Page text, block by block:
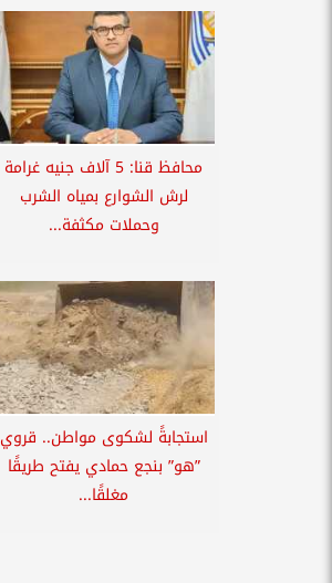
محافظ قنا: 5 آلاف جنيه غرامة
لرش الشوارع بمياه الشرب
وحملات مكثفة...
استجابةً لشكوى مواطن.. قروي
”هو” بنجع حمادي يفتح طريقًا
مغلقًا...